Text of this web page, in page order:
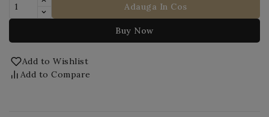
Adauga In Cos
Buy Now
Add to Wishlist
Add to Compare